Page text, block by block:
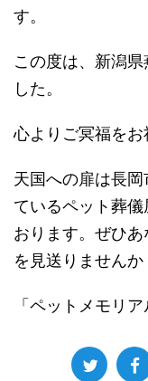
す。
この度は、新潟
した。
心よりご冥福をお
天国への扉は長
ているペット葬
おります。ぜひ
を見送りませんか
「ペットメモリア